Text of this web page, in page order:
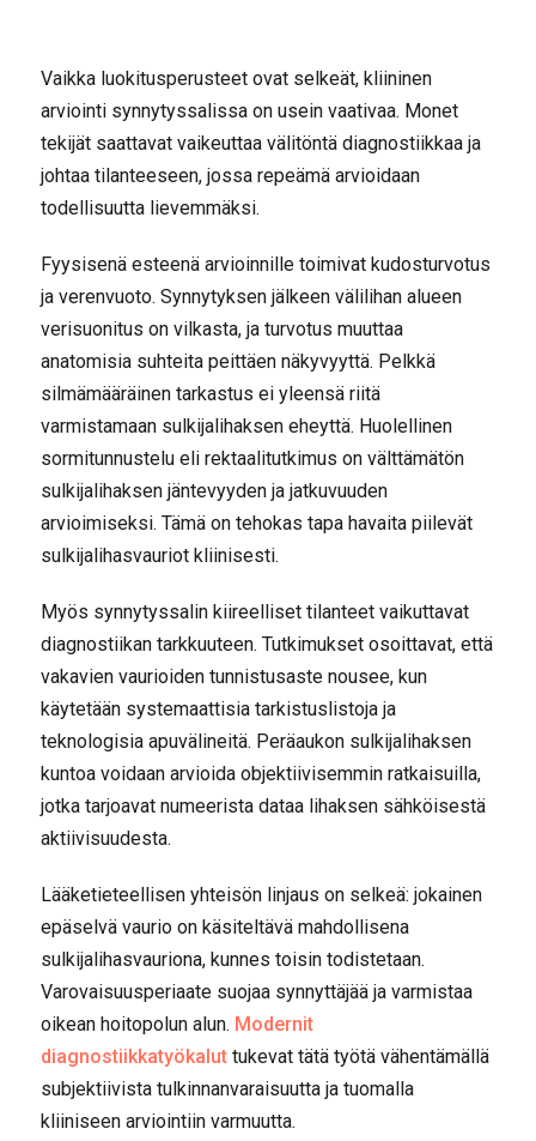
Vaikka luokitusperusteet ovat selkeät, kliininen
arviointi synnytyssalissa on usein vaativaa. Monet
tekijät saattavat vaikeuttaa välitöntä diagnostiikkaa ja
johtaa tilanteeseen, jossa repeämä arvioidaan
todellisuutta lievemmäksi.
Fyysisenä esteenä arvioinnille toimivat kudosturvotus
ja verenvuoto. Synnytyksen jälkeen välilihan alueen
verisuonitus on vilkasta, ja turvotus muuttaa
anatomisia suhteita peittäen näkyvyyttä. Pelkkä
silmämääräinen tarkastus ei yleensä riitä
varmistamaan sulkijalihaksen eheyttä. Huolellinen
sormitunnustelu eli rektaalitutkimus on välttämätön
sulkijalihaksen jäntevyyden ja jatkuvuuden
arvioimiseksi. Tämä on tehokas tapa havaita piilevät
sulkijalihasvauriot kliinisesti.
Myös synnytyssalin kiireelliset tilanteet vaikuttavat
diagnostiikan tarkkuuteen. Tutkimukset osoittavat, että
vakavien vaurioiden tunnistusaste nousee, kun
käytetään systemaattisia tarkistuslistoja ja
teknologisia apuvälineitä. Peräaukon sulkijalihaksen
kuntoa voidaan arvioida objektiivisemmin ratkaisuilla,
jotka tarjoavat numeerista dataa lihaksen sähköisestä
aktiivisuudesta.
Lääketieteellisen yhteisön linjaus on selkeä: jokainen
epäselvä vaurio on käsiteltävä mahdollisena
sulkijalihasvauriona, kunnes toisin todistetaan.
Varovaisuusperiaate suojaa synnyttäjää ja varmistaa
oikean hoitopolun alun. Modernit
diagnostiikkatyökalut tukevat tätä työtä vähentämällä
subjektiivista tulkinnanvaraisuutta ja tuomalla
kliiniseen arviointiin varmuutta.